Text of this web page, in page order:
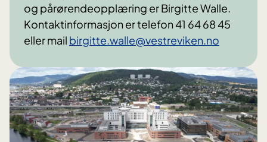
og pårørendeopplæring er Birgitte Walle.
Kontaktinformasjon er telefon 41 64 68 45
eller mail birgitte.walle@vestreviken.no